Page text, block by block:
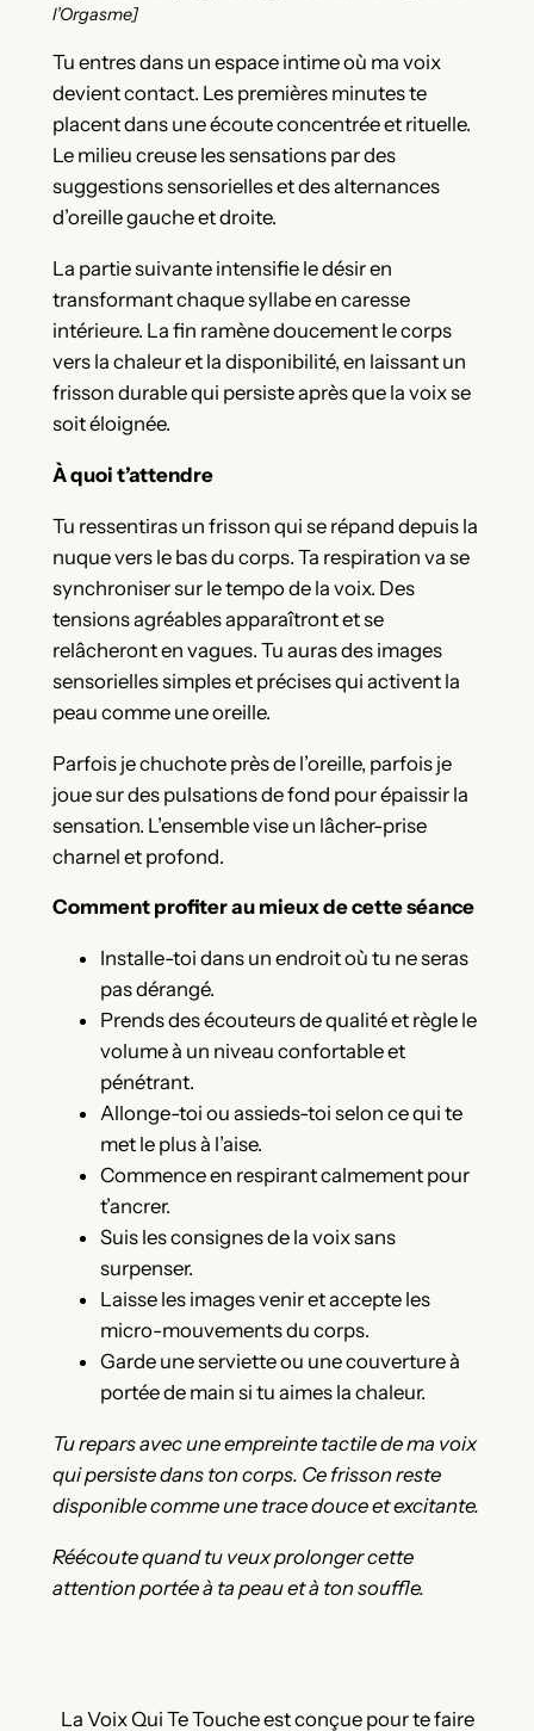
l’Orgasme]
Tu entres dans un espace intime où ma voix
devient contact. Les premières minutes te
placent dans une écoute concentrée et rituelle.
Le milieu creuse les sensations par des
suggestions sensorielles et des alternances
d’oreille gauche et droite.
La partie suivante intensifie le désir en
transformant chaque syllabe en caresse
intérieure. La fin ramène doucement le corps
vers la chaleur et la disponibilité, en laissant un
frisson durable qui persiste après que la voix se
soit éloignée.
À quoi t’attendre
Tu ressentiras un frisson qui se répand depuis la
nuque vers le bas du corps. Ta respiration va se
synchroniser sur le tempo de la voix. Des
tensions agréables apparaîtront et se
relâcheront en vagues. Tu auras des images
sensorielles simples et précises qui activent la
peau comme une oreille.
Parfois je chuchote près de l’oreille, parfois je
joue sur des pulsations de fond pour épaissir la
sensation. L’ensemble vise un lâcher-prise
charnel et profond.
Comment profiter au mieux de cette séance
Installe-toi dans un endroit où tu ne seras
pas dérangé.
Prends des écouteurs de qualité et règle le
volume à un niveau confortable et
pénétrant.
Allonge-toi ou assieds-toi selon ce qui te
met le plus à l’aise.
Commence en respirant calmement pour
t’ancrer.
Suis les consignes de la voix sans
surpenser.
Laisse les images venir et accepte les
micro-mouvements du corps.
Garde une serviette ou une couverture à
portée de main si tu aimes la chaleur.
Tu repars avec une empreinte tactile de ma voix
qui persiste dans ton corps. Ce frisson reste
disponible comme une trace douce et excitante.
Réécoute quand tu veux prolonger cette
attention portée à ta peau et à ton souffle.
La Voix Qui Te Touche est conçue pour te faire